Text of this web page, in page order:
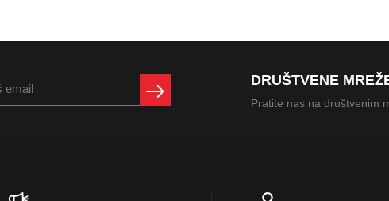
DRUŠTVENE
Pratite nas na društvenim